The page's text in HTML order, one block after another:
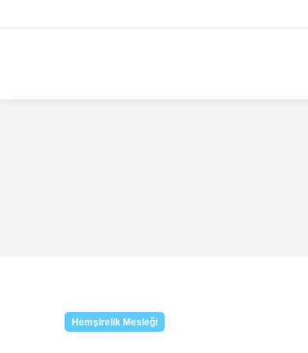
Hemşirelik Mesleği